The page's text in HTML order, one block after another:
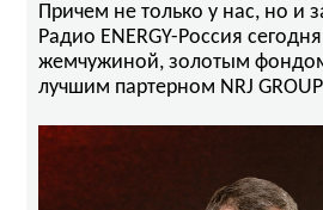
Причем не только у нас, но и
Радио ENERGY-Россия
жемчужиной, золотым
лучшим партерном NRJ